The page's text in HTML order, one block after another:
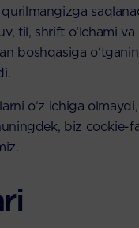
til, shrift o‘lchami
boshqasiga
o‘z ichiga
biz